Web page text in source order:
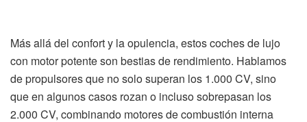
Más allá del confort y la opulencia, estos coches de lujo
con motor potente son bestias de rendimiento. Hablamos
de propulsores que no solo superan los 1.000 CV, sino
que en algunos casos rozan o incluso sobrepasan los
2.000 CV, combinando motores de combustión interna